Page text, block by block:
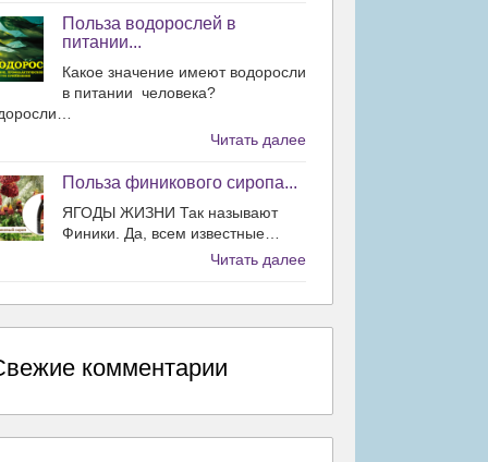
Польза водорослей в
питании...
Какое значение имеют водоросли
в питании человека?
Читать далее
Польза финикового сиропа...
ЯГОДЫ ЖИЗНИ Так называют
Финики. Да, всем известные…
Читать далее
комментарии